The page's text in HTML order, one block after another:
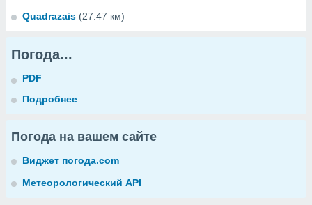
Quadrazais (27.47 км)
Погода...
PDF
Подробнее
Погода на вашем сайте
Виджет погода.com
Метеорологический API